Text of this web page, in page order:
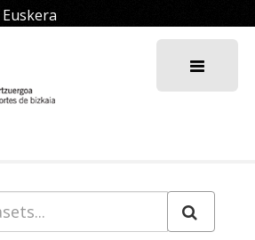
Euskera